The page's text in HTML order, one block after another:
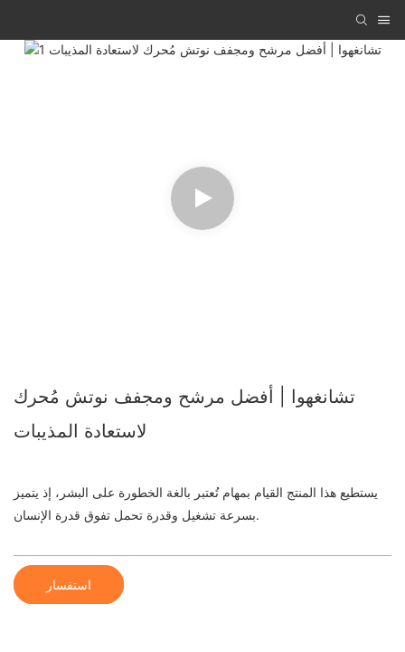
تشانغهوا | أفضل مرشح ومجفف نوتش مُحرك
لاستعادة المذيبات
يستطيع هذا المنتج القيام بمهام تُعتبر بالغة الخطورة على البشر، إذ يتميز
بسرعة تشغيل وقدرة تحمل تفوق قدرة الإنسان.
استفسار